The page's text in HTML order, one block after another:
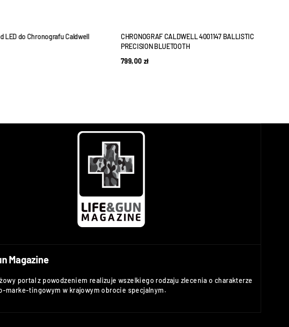
LED do Chronografu Caldwell
CHRONOGRAF CALDWELL 4001147 BALLISTIC
PRECISION BLUETOOTH
799,00 zł
Magazine
portal z powodzeniem realizuje wszelkiego rodzaju zlecenia o charakterze
marke-tingowym w krajowym obrocie specjalnym.